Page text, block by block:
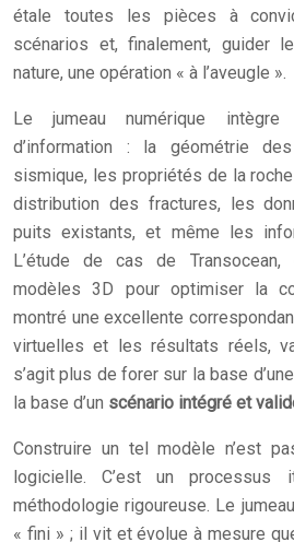
étale toutes les pièces à
scénarios et, finalement, guider
nature, une opération « à l’aveugle ».
Le jumeau numérique
d’information : la géométrie
sismique, les propriétés de la
distribution des fractures, les
puits existants, et même les
L’étude de cas de
modèles 3D pour optimiser la
montré une excellente
virtuelles et les résultats réels,
s’agit plus de forer sur la base
la base d’un scénario intégré et
Construire un tel modèle n’est
logicielle. C’est un
méthodologie rigoureuse. Le
« fini » ; il vit et évolue à mesure